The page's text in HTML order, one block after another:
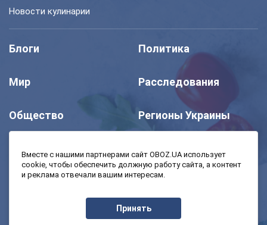
Новости кулинарии
Блоги Политика
Мир Расследования
Общество Регионы Украины
Моя школа Авто
Экономика
Вместе с нашими партнерами сайт OBOZ.UA использует
cookie, чтобы обеспечить должную работу сайта, а контент
и реклама отвечали вашим интересам.
Принять